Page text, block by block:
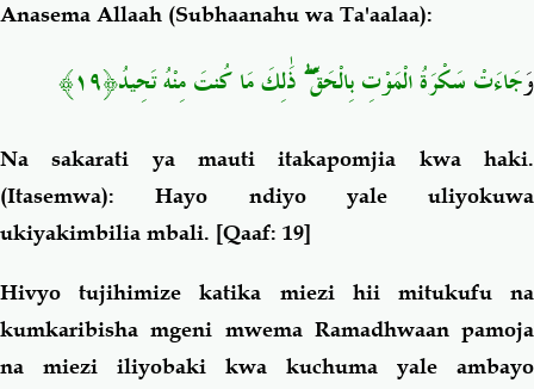
Anasema Allaah (Subhaanahu wa Ta'aalaa):
وَجَاءَتْ سَكْرَةُ الْمَوْتِ بِالْحَقِّۖذَٰلِكَ مَا كُنتَ مِنْهُ تَحِيدُ﴿١٩﴾
Na sakarati ya mauti itakapomjia kwa haki.
(Itasemwa): Hayo ndiyo yale uliyokuwa
ukiyakimbilia mbali. [Qaaf: 19]
Hivyo tujihimize katika miezi hii mitukufu na
kumkaribisha mgeni mwema Ramadhwaan pamoja
na miezi iliyobaki kwa kuchuma yale ambayo